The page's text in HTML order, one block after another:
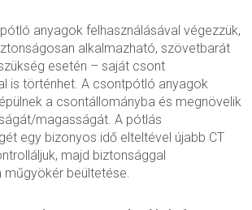
anyagok felhasználásával végezzük,
alkalmazható, szövetbarát
esetén – saját csont
is történhet. A csontpótló anyagok
a csontállományba és megnövelik
magasságát. A pótlás
egy bizonyos idő elteltével újabb CT
majd biztonsággal
műgyökér beültetése.